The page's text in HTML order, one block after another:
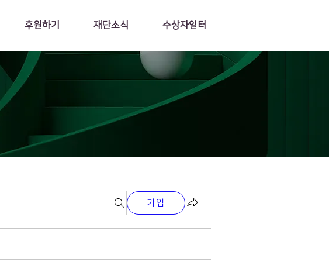
후원하기 재단소식 수상자일터
가입